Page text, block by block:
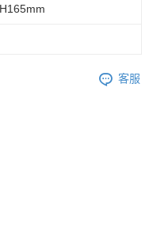
客服